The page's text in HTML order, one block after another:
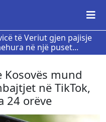
të Veriut gjen pajisje
në një puset...
Kosovës mund
në TikTok,
24 orëve